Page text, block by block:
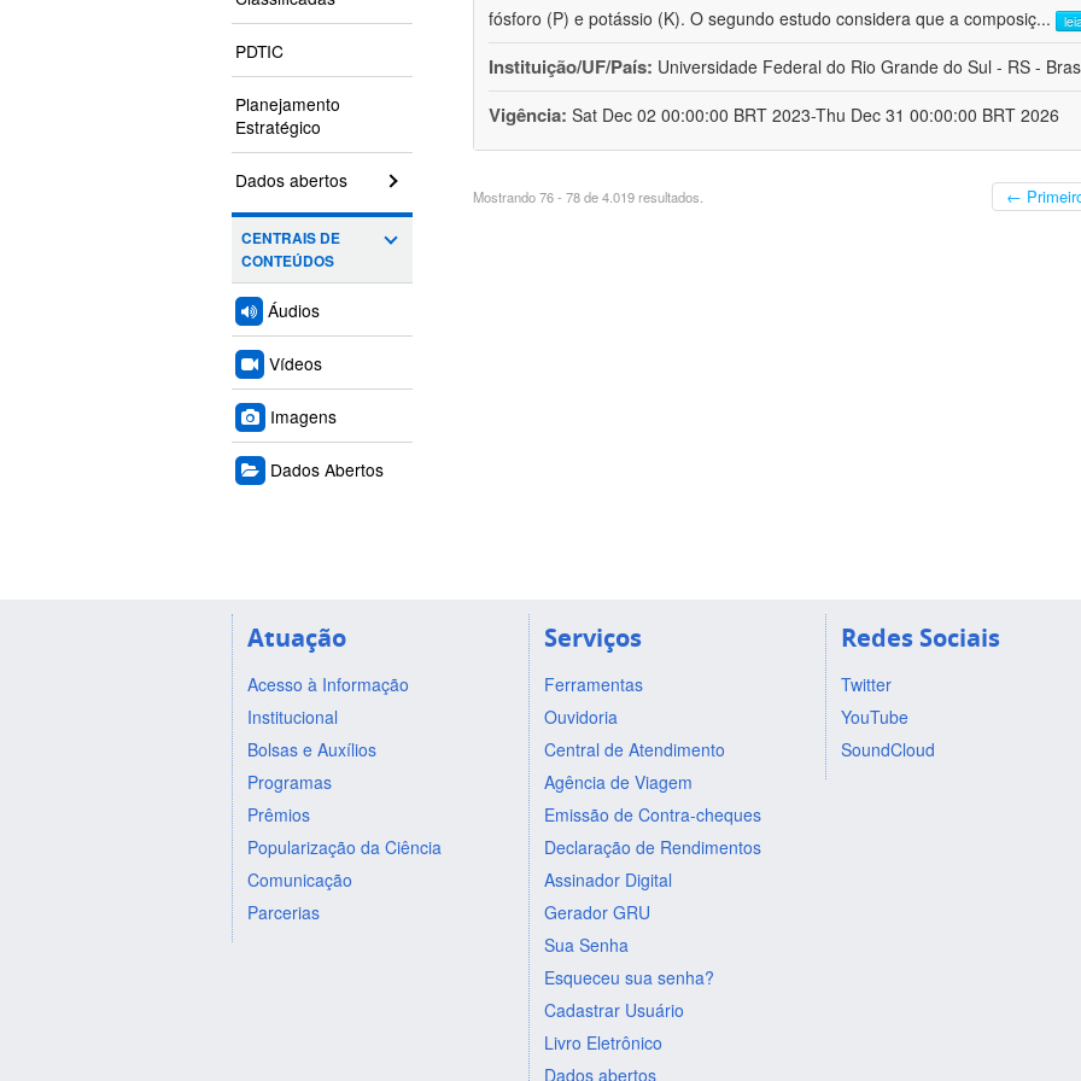
PDTIC
Planejamento
Estratégico
Dados abertos
CENTRAIS DE
CONTEÚDOS
Áudios
Vídeos
Imagens
Dados Abertos
fósforo (P) e potássio (K). O segundo estudo considera que a composiç...
Instituição/UF/País: Universidade Federal do Rio Grande do Sul - RS -
Vigência: Sat Dec 02 00:00:00 BRT 2023-Thu Dec 31 00:00:00 BRT 2026
Mostrando 76 - 78 de 4.019 resultados. ←
Atuação
Acesso à Informação
Institucional
Bolsas e Auxílios
Programas
Prêmios
Popularização da Ciência
Comunicação
Parcerias
Serviços
Ferramentas
Ouvidoria
Central de Atendimento
Agência de Viagem
Emissão de Contra-cheques
Declaração de Rendimentos
Assinador Digital
Gerador GRU
Sua Senha
Esqueceu sua senha?
Cadastrar Usuário
Livro Eletrônico
Dados abertos
Redes Sociais
Twitter
YouTube
SoundCloud